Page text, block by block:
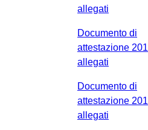
allegati
Documento di
attestazione
allegati
Documento di
attestazione
allegati